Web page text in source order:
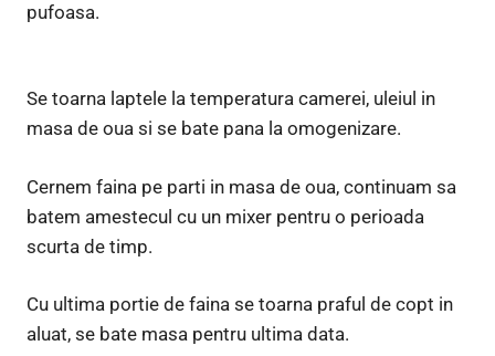
pufoasa.
Se toarna laptele la temperatura camerei, uleiul in
masa de oua si se bate pana la omogenizare.
Cernem faina pe parti in masa de oua, continuam sa
batem amestecul cu un mixer pentru o perioada
scurta de timp.
Cu ultima portie de faina se toarna praful de copt in
aluat, se bate masa pentru ultima data.